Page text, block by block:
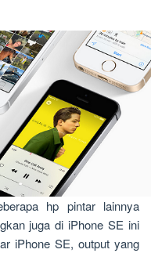
hp pintar lainnya
juga di iPhone SE ini
iPhone SE, output yang